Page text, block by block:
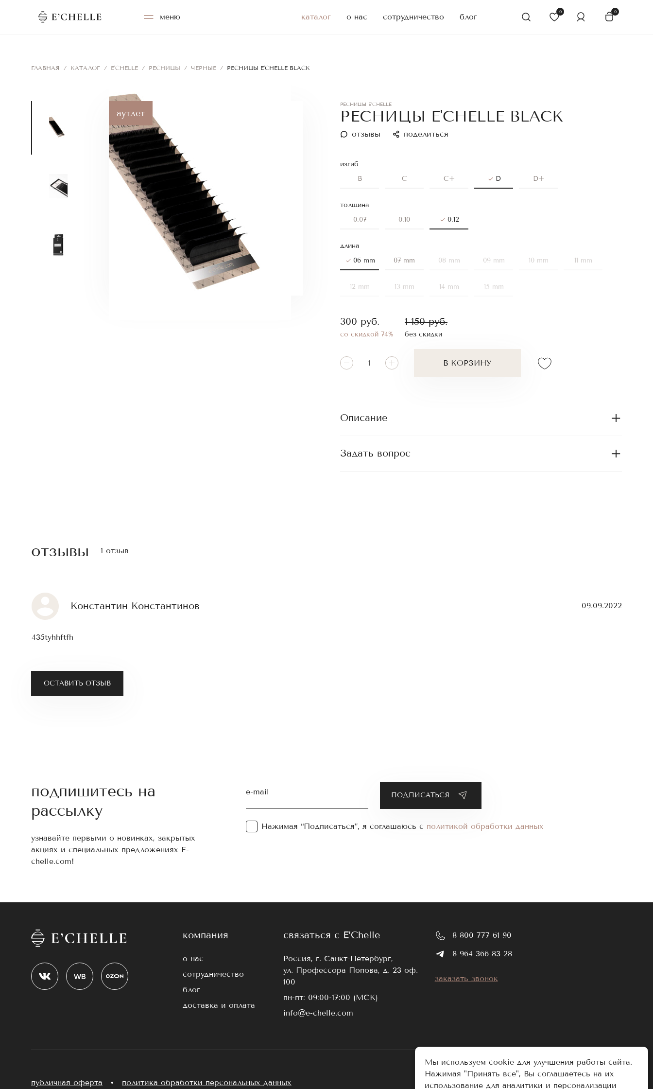
меню
0 0
каталог о нас сотрудничество блог
ГЛАВНАЯ / КАТАЛОГ / E'CHELLE / РЕСНИЦЫ / ЧЕРНЫЕ / РЕСНИЦЫ E'CHELLE BLACK
аутлет
РЕСНИЦЫ E'CHELLE
РЕСНИЦЫ E'CHELLE BLACK
отзывы поделиться
изгиб
B
C C+ D D+
толщина
0.07
0.10 0.12
длина
06 mm
07 mm 08 mm 09 mm 10 mm 11 mm
12 mm 13 mm 14 mm 15 mm
300 руб.
со скидкой 74%
1 150руб.
без скидки
В КОРЗИНУ
Описание
Задать вопрос
отзывы 1 отзыв
ОСТАВИТЬ ОТЗЫВ
Константин Константинов 09.09.2022
435tyhhftfh
подпишитесь на
рассылку
узнавайте первыми о новинках, закрытых
акциях и специальных предложениях E-
chelle.com!
e-mail
Нажимая “Подписаться”, я соглашаюсь с политикой обработки данных
компания
о нас
сотрудничество
блог
доставка и оплата
связаться с E’Chelle
Россия, г. Санкт-Петербург,
ул. Профессора Попова, д. 23 оф.
100
пн-пт: 09:00-17:00 (МСК)
info@e-chelle.com
8 800 777 61 90
8 964 366 83 28
заказать звонок
публичная оферта • политика обработки персональных данных
Мы используем cookie для улучшения работы сайта.
Нажимая "Принять все", Вы соглашаетесь на их
использование для аналитики и персонализации